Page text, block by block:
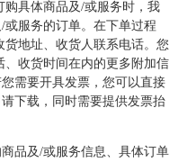
购具体商品及/或服务时，我
服务的订单。在下单过程
地址、收货人联系电话。您
收货时间在内的更多附加信
需要开具发票，您可以直接
下载，同时需要提供发票抬
品及/或服务信息、具体订单